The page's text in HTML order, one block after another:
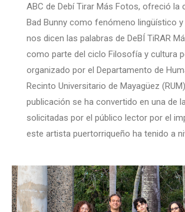
ABC de Debí Tirar Más Fotos, ofreció la
Bad Bunny como fenómeno lingüístico y
nos dicen las palabras de DeBÍ TiRAR
como parte del ciclo Filosofía y cultura
organizado por el Departamento de
Recinto Universitario de Mayagüez
publicación se ha convertido en una de
solicitadas por el público lector por el
este artista puertorriqueño ha tenido a